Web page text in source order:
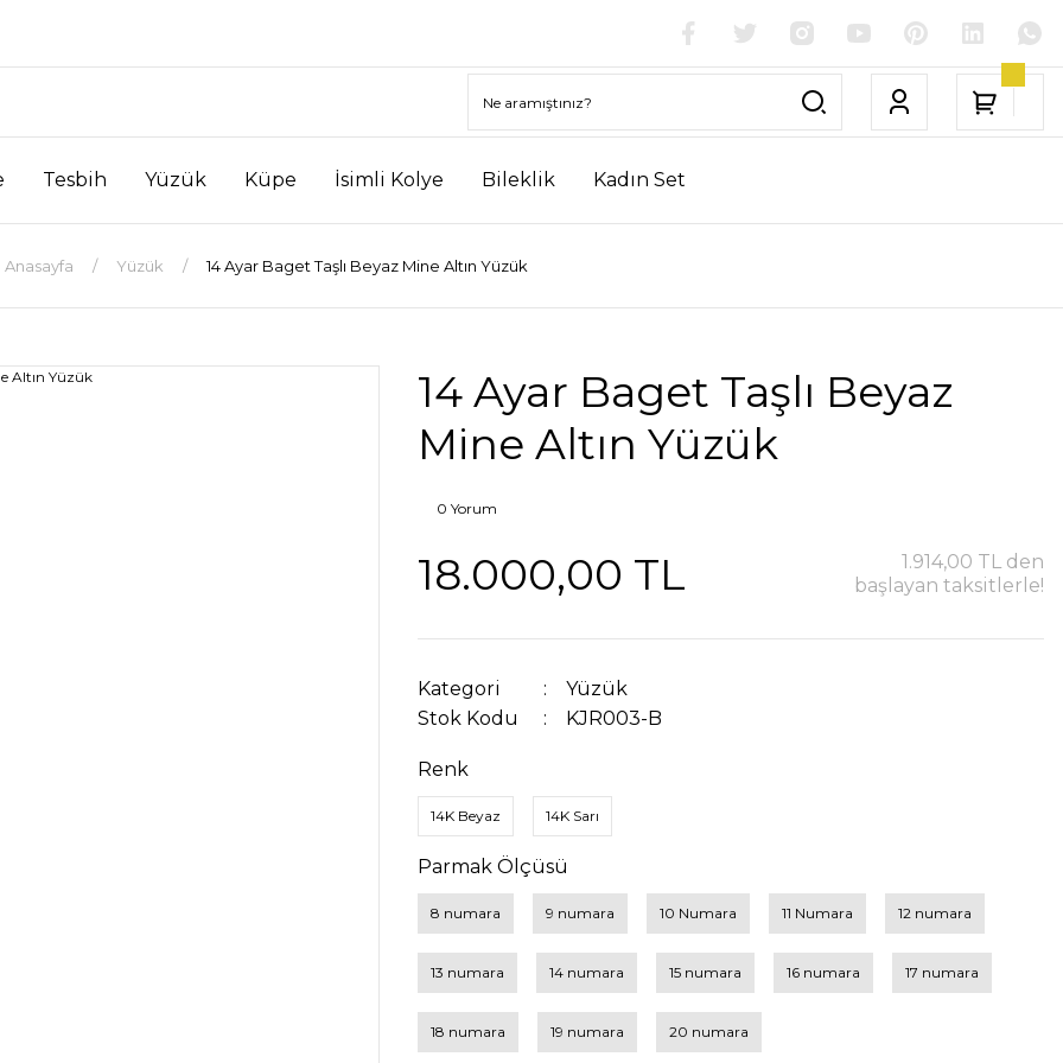
Tesbih Yüzük Küpe İsimli Kolye Bileklik Kadın Set
Anasayfa Yüzük 14 Ayar Baget Taşlı Beyaz Mine Altın Yüzük
14 Ayar Baget Taşlı Beyaz
Mine Altın Yüzük
0 Yorum
18.000,00 TL
1.914,00 TL den
başlayan taksitlerle!
Kategori
Yüzük
Stok Kodu
KJR003-B
Renk
14K Beyaz 14K Sarı
Parmak Ölçüsü
8 numara 9 numara 10 Numara 11 Numara 12 numara
13 numara 14 numara 15 numara 16 numara 17 numara
18 numara 19 numara 20 numara